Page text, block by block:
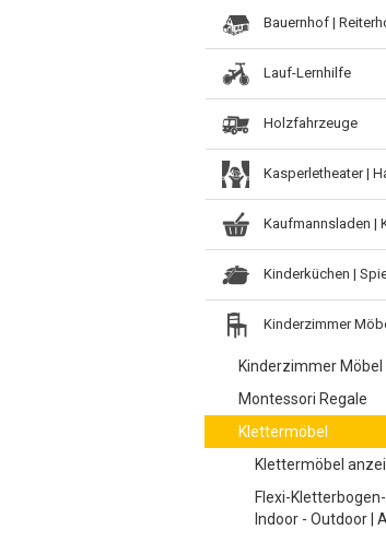
Bauernhof |
Lauf-Lernhilfe
Holzfahrzeuge
Kasperletheater |
Kaufmannsladen |
Kinderküchen |
Kinderzimmer
Kinderzimmer
Montessori Regale
Klettermöbel
Klettermöbel
Flexi-Kletterbogen-
Indoor - Outdoor |